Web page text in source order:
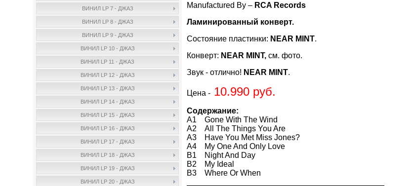
ВИНИЛ LP 7 - ДЖАЗ
ВИНИЛ LP 8 - ДЖАЗ
ВИНИЛ LP 9 - ДЖАЗ
ВИНИЛ LP 10 - ДЖАЗ
ВИНИЛ LP 11 - ДЖАЗ
ВИНИЛ LP 12 - ДЖАЗ
ВИНИЛ LP 13 - ДЖАЗ
ВИНИЛ LP 14 - ДЖАЗ
ВИНИЛ LP 15 - ДЖАЗ
ВИНИЛ LP 16 - ДЖАЗ
ВИНИЛ LP 17 - ДЖАЗ
ВИНИЛ LP 18 - ДЖАЗ
ВИНИЛ LP 19 - ДЖАЗ
ВИНИЛ LP 20 - ДЖАЗ
Manufactured By – RCA Records
Ламинированный конверт.
Состояние пластинки: NEAR MINT.
Конверт: NEAR MINT, см. фото.
Звук - отлично! NEAR MINT.
Цена - 10.990 руб.
Содержание:
A1 Gone With The Wind
A2 All The Things You Are
A3 Have You Met Miss Jones?
A4 My One And Only Love
B1 Night And Day
B2 My Ideal
B3 Where Or When